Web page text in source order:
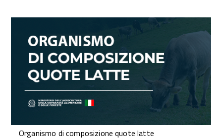
Organismo di composizione quote latte